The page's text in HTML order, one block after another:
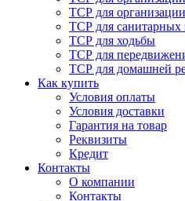
ТСР для
ТСР для санитарных
ТСР для ходьбы
ТСР для
ТСР для домашней
Как купить
Условия оплаты
Условия доставки
Гарантия на товар
Реквизиты
Кредит
Контакты
О компании
Контакты